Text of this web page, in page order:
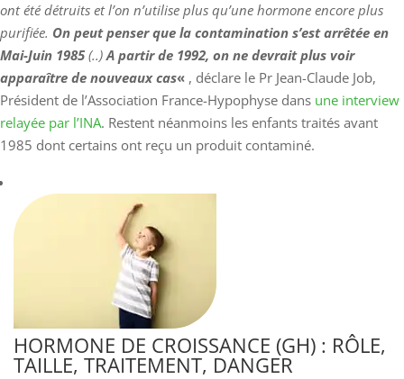
ont été détruits et l’on n’utilise plus qu’une hormone encore plus
purifiée. On peut penser que la contamination s’est arrêtée en
Mai-Juin 1985(..)A partir de 1992, on ne devrait plus voir
apparaître de nouveaux cas« , déclare le Pr Jean-Claude Job,
Président de l’Association France-Hypophyse dans une interview
relayée par l’INA. Restent néanmoins les enfants traités avant
1985 dont certains ont reçu un produit contaminé.
HORMONE DE CROISSANCE (GH) : RÔLE,
TAILLE, TRAITEMENT, DANGER